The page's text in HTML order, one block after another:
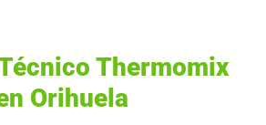
Thermomix
Orihuela